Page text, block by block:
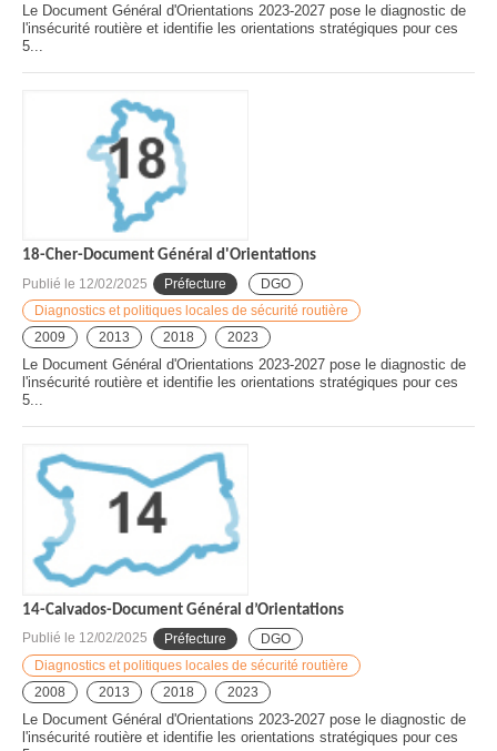
Le Document Général d'Orientations 2023-2027 pose le diagnostic de
l'insécurité routière et identifie les orientations stratégiques pour ces
5...
18-Cher-Document Général d'Orientations
Publié le 12/02/2025 Préfecture
DGO
Diagnostics et politiques locales de sécurité routière
2009
2013 2018 2023
Le Document Général d'Orientations 2023-2027 pose le diagnostic de
l'insécurité routière et identifie les orientations stratégiques pour ces
5...
14-Calvados-Document Général d’Orientations
Publié le 12/02/2025 Préfecture
DGO
Diagnostics et politiques locales de sécurité routière
2008
2013 2018 2023
Le Document Général d'Orientations 2023-2027 pose le diagnostic de
l'insécurité routière et identifie les orientations stratégiques pour ces